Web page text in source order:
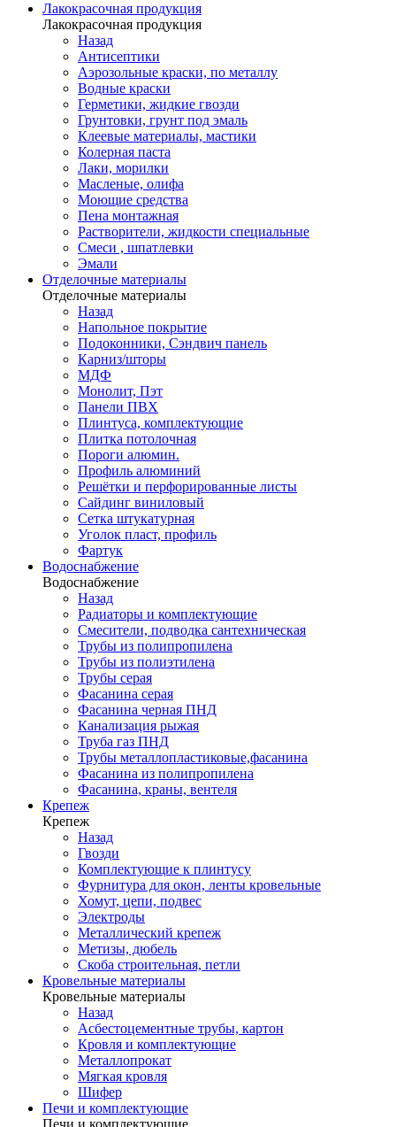
Лакокрасочная продукция
Лакокрасочная продукция
Назад
Антисептики
Аэрозольные краски, по металлу
Водные краски
Герметики, жидкие гвозди
Грунтовки, грунт под эмаль
Клеевые материалы, мастики
Колерная паста
Лаки, морилки
Масленые, олифа
Моющие средства
Пена монтажная
Растворители, жидкости специальные
Смеси , шпатлевки
Эмали
Отделочные материалы
Отделочные материалы
Назад
Напольное покрытие
Подоконники, Сэндвич панель
Карниз/шторы
МДФ
Монолит, Пэт
Панели ПВХ
Плинтуса, комплектующие
Плитка потолочная
Пороги алюмин.
Профиль алюминий
Решётки и перфорированные листы
Сайдинг виниловый
Сетка штукатурная
Уголок пласт, профиль
Фартук
Водоснабжение
Водоснабжение
Назад
Радиаторы и комплектующие
Смесители, подводка сантехническая
Трубы из полипропилена
Трубы из полиэтилена
Трубы серая
Фасанина серая
Фасанина черная ПНД
Канализация рыжая
Труба газ ПНД
Трубы металлопластиковые,фасанина
Фасанина из полипропилена
Фасанина, краны, вентеля
Крепеж
Крепеж
Назад
Гвозди
Комплектующие к плинтусу
Фурнитура для окон, ленты кровельные
Хомут, цепи, подвес
Электроды
Металлический крепеж
Метизы, дюбель
Скоба строительная, петли
Кровельные материалы
Кровельные материалы
Назад
Асбестоцементные трубы, картон
Кровля и комплектующие
Металлопрокат
Мягкая кровля
Шифер
Печи и комплектующие
Печи и комплектующие